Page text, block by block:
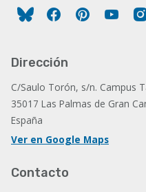
FacebookPinterest
Dirección
C/Saulo Torón, s/n. Campus
35017 Las Palmas de Gran
España
Ver en Google Maps
Contacto